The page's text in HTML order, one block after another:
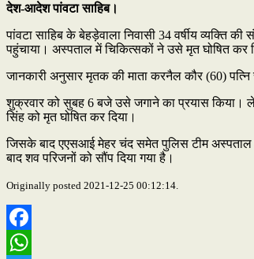
देश-आदेश पांवटा साहिब।
पांवटा साहिब के बेहड़ेवाला निवासी 34 वर्षीय
पहुंचाया। अस्पताल में चिकित्सकों ने उसे मृत घोषित कर
जानकारी अनुसार मृतक की माता करनैल कौर (60)
शुक्रवार को सुबह 6 बजे उसे जगाने का प्रयास किया।
सिंह को मृत घोषित कर दिया।
जिसके बाद एएसआई मेहर चंद समेत पुलिस टीम अस्पताल
बाद शव परिजनों को सौंप दिया गया है।
Originally posted 2021-12-25 00:12:14.
Facebook